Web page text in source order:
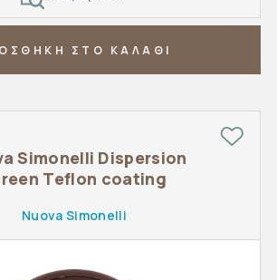
ΣΤΟ ΚΑΛΑΘΙ
Simonelli Dispersion
Teflon coating
Nuova Simonelli